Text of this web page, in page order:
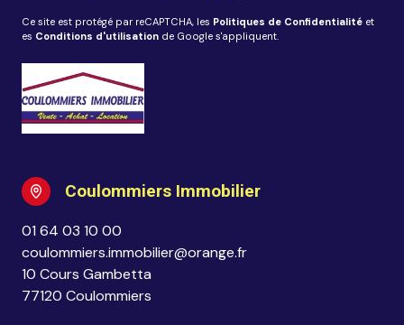
Ce site est protégé par reCAPTCHA, les Politiques de Confidentialité et
es Conditions d'utilisation de Google s'appliquent.
Coulommiers Immobilier
01 64 03 10 00
coulommiers.immobilier@orange.fr
10 Cours Gambetta
77120 Coulommiers